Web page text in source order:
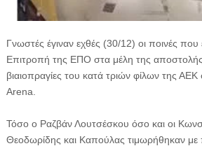
Γνωστές έγιναν εχθές (30/12) οι ποινές που
Επιτροπή της ΕΠΟ στα μέλη της
βιαιοπραγίες του κατά τριών φίλων της
Arena.
Τόσο ο Ραζβάν Λουτσέσκου όσο και οι
Θεοδωρίδης και Καπούλας τιμωρήθηκαν